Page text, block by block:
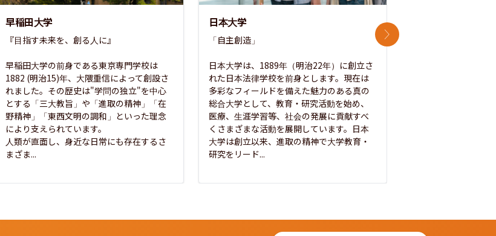
早稲田大学
『目指す未来を、創る人に』
早稲田大学の前身である東京専門学校は
1882 (明治15)年、大隈重信によって創設さ
れました。その歴史は"学問の独立"を中心
とする「三大教旨」や「進取の精神」「在
野精神」「東西文明の調和」といった理念
により支えられています。
人類が直面し、身近な日常にも存在するさ
まざま...
日本大学
「自主創造」
日本大学は、1889年（明治22年）に創立さ
れた日本法律学校を前身とします。現在は
多彩なフィールドを備えた魅力のある真の
総合大学として、教育・研究活動を始め、
医療、生涯学習等、社会の発展に貢献すべ
くさまざまな活動を展開しています。日本
大学は創立以来、進取の精神で大学教育・
研究をリード...
次のスライド